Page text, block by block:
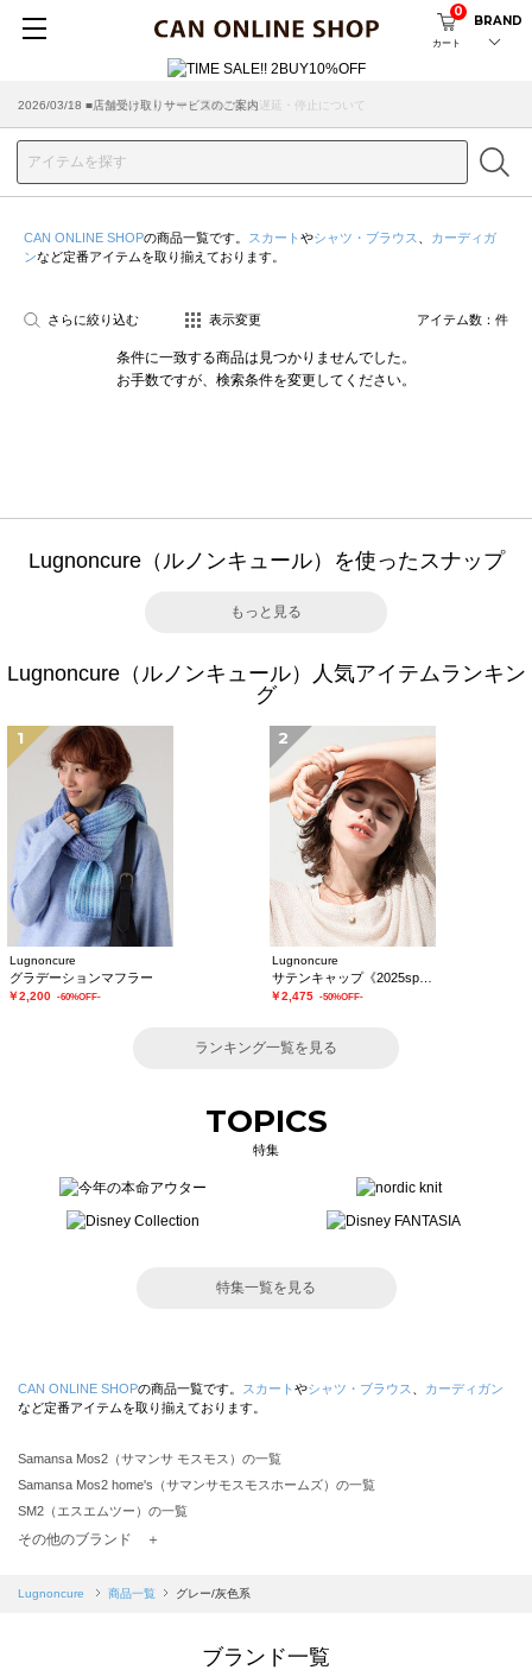
カート
0
BRAND
2026/07/29 ■【お知らせ】ヤマト運輸の配送遅延・停止について
2026/03/18 ■店舗受け取りサービスのご案内
CAN ONLINE SHOPの商品一覧です。 スカート やシャツ・ブラウス
カーディガ
ンなど定番アイテムを取り揃えております。
さらに絞り込む 表示変更 アイテム数： 件
条件に一致する商品は見つかりませんでした。
お手数ですが、検索条件を変更してください。
Lugnoncure（ルノンキュール）を使ったスナップ
もっと見る
Lugnoncure（ルノンキュール）人気アイテムランキン
グ
1
Lugnoncure
グラデーションマフラー
￥2,200 -60%OFF-
2
Lugnoncure
￥2,475 -50%OFF-
ランキング一覧を見る
TOPICS
特集
特集一覧を見る
CAN ONLINE SHOPの商品一覧です。 スカート やシャツ・ブラウス
カーディガン
など定番アイテムを取り揃えております。
Samansa Mos2（サマンサ モスモス）の一覧
Samansa Mos2 home's（サマンサモスモスホームズ）の一覧
SM2（エスエムツー）の一覧
TSUHARU by Samansa Mos2（ツハルバイサマンサモスモス）の一覧
Samansa Mos2 blue（サマンサモスモス ブルー）の一覧
その他のブランド ＋
Lugnoncure 商品一覧 グレー/灰色系
ブランド一覧